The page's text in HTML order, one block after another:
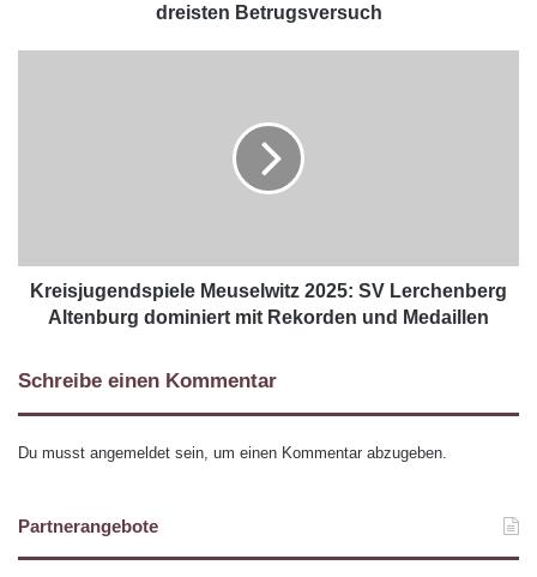
dreisten Betrugsversuch
Kreisjugendspiele Meuselwitz 2025: SV Lerchenberg
Altenburg dominiert mit Rekorden und Medaillen
Schreibe einen Kommentar
Du musst angemeldet sein, um einen Kommentar abzugeben.
Partnerangebote